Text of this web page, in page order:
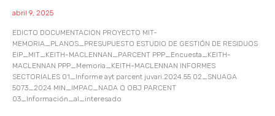
abril 9, 2025
EDICTO DOCUMENTACION PROYECTO MIT-
MEMORIA_PLANOS_PRESUPUESTO ESTUDIO DE GESTIÓN DE RESIDUOS
EIP_MIT_KEITH-MACLENNAN_PARCENT PPP_Encuesta_KEITH-
MACLENNAN PPP_Memoria_KEITH-MACLENNAN INFORMES
SECTORIALES 01_Informe ayt parcent juvari.2024.55 02_SNUAGA
5073_2024 MIN_IMPAC_NADA Q OBJ PARCENT
03_Información_al_interesado